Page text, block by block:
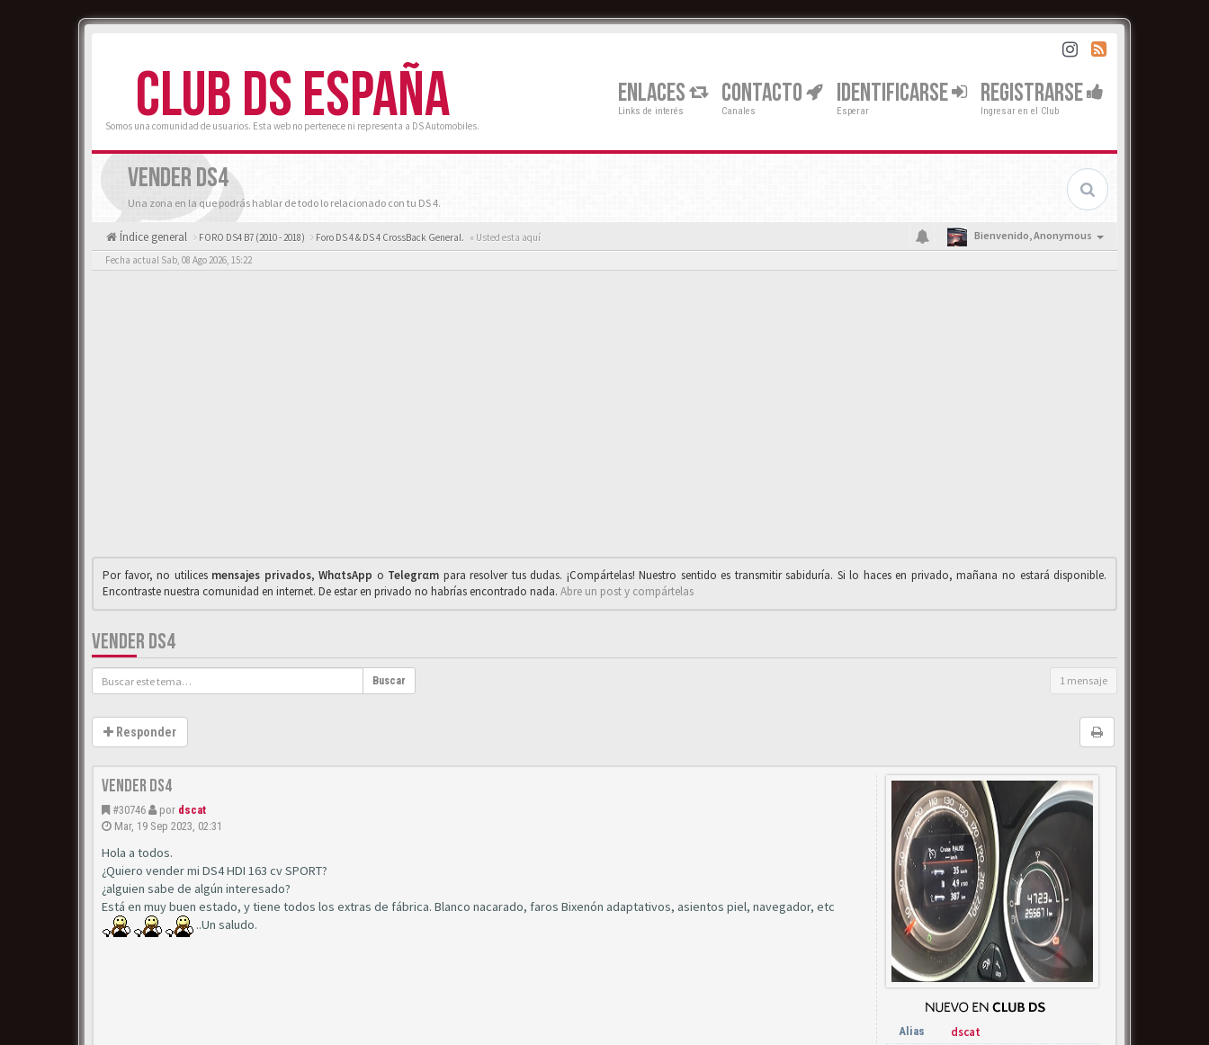
CLUB DS ESPAÑA
Somos una comunidad de usuarios. Esta web no pertenece ni representa a DS Automobiles.
ENLACES
Links de interés
CONTACTO
Canales
IDENTIFICARSE
Esperar
REGISTRARSE
Ingresar en el Club
VENDER DS4
Una zona en la que podrás hablar de todo lo relacionado con tu DS 4.
Índice general FORO DS4 B7 (2010 - 2018) Foro DS 4 & DS 4 CrossBack General. « Usted esta aquí Bienvenido,Anonymous
Fecha actual Sab, 08 Ago 2026, 15:22
Por favor, no utilices mensajes privados,WhαtsApp o Telegrαm para resolver tus dudas. ¡Compártelas! Nuestro sentido es transmitir sabiduría. Si lo haces en privado, mañana no estará disponible.
Encontraste nuestra comunidad en internet. De estar en privado no habrías encontrado nada. Abre un post y compártelas
VENDER DS4
Buscar 1 mensaje
Responder
VENDER DS4
#30746 por dscat
Mar, 19 Sep 2023, 02:31
Hola a todos.
¿Quiero vender mi DS4 HDI 163 cv SPORT?
¿alguien sabe de algún interesado?
Está en muy buen estado, y tiene todos los extras de fábrica. Blanco nacarado, faros Bixenón adaptativos, asientos piel, navegador, etc
..Un saludo.
Alias dscat